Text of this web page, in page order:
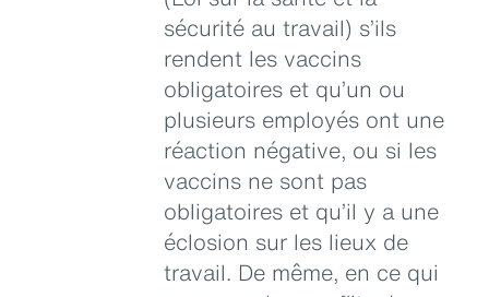
sécurité au travail) s’ils
rendent les vaccins
obligatoires et qu’un ou
plusieurs employés ont une
réaction négative, ou si les
vaccins ne sont pas
obligatoires et qu’il y a une
éclosion sur les lieux de
travail. De même, en ce qui